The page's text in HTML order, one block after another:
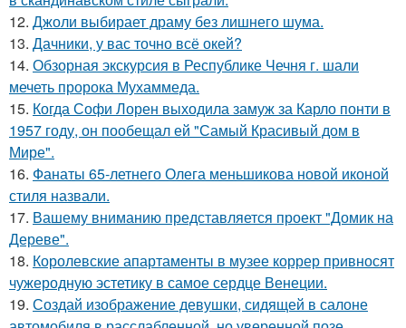
12. Джоли выбирает драму без лишнего шума.
13. Дачники, у вас точно всё окей?
14. Обзорная экскурсия в Республике Чечня г. шали
мечеть пророка Мухаммеда.
15. Когда Софи Лорен выходила замуж за Карло понти в
1957 году, он пообещал ей "Самый Красивый дом в
Мире".
16. Фанаты 65-летнего Олега меньшикова новой иконой
стиля назвали.
17. Вашему вниманию представляется проект "Домик на
Дереве".
18. Королевские апартаменты в музее коррер привносят
чужеродную эстетику в самое сердце Венеции.
19. Создай изображение девушки, сидящей в салоне